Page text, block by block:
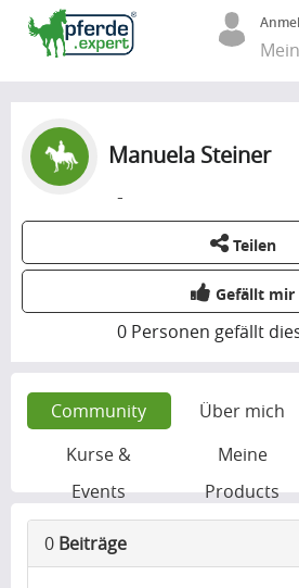
Manuela Steiner
-
Teilen
Gefällt mir
0 Personen gefällt
Community Über mich
Kurse &
Events
Meine
Products
0 Beiträge